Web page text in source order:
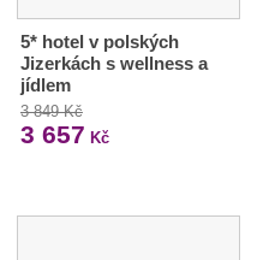
5* hotel v polských
Jizerkách s wellness a
jídlem
3 849 Kč
3 657 Kč